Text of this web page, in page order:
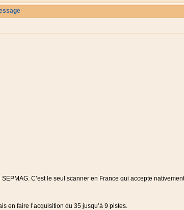
C’est le seul scanner en France qui accepte
en faire l’acquisition du 35 jusqu’à 9 pistes.